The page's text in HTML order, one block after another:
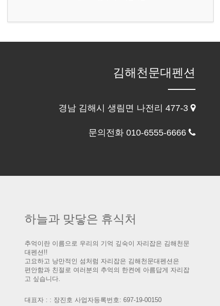
김해천문대펜션
경남 김해시 생림면 나전리 477-3
문의전화 010-6555-6666
하늘과 맞닿은 휴식처
추억이란 이름으로 우리의 기억 깊숙이 자리잡은 김해천문
대펜션!!
고요하고 낭만적인 섬처럼 자리잡은 김해천문대펜션은
편안함과 친절로 여러분의 추억의 한켠에 아름답게 자리잡
고 싶습니다.
대표자 : : 장진호 사업자등록번호: 697-19-00150